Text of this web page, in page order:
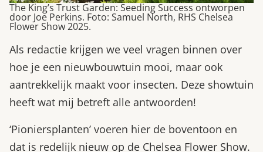
The King’s Trust Garden: Seeding Success ontworpen
door Joe Perkins. Foto: Samuel North, RHS Chelsea
Flower Show 2025.
Als redactie krijgen we veel vragen binnen over
hoe je een nieuwbouwtuin mooi, maar ook
aantrekkelijk maakt voor insecten. Deze showtuin
heeft wat mij betreft alle antwoorden!
‘Pioniersplanten’ voeren hier de boventoon en
dat is redelijk nieuw op de Chelsea Flower Show.